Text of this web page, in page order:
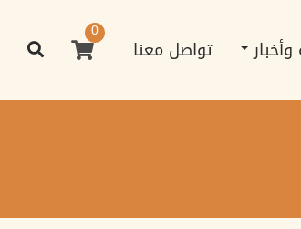
تواصل معنا
0